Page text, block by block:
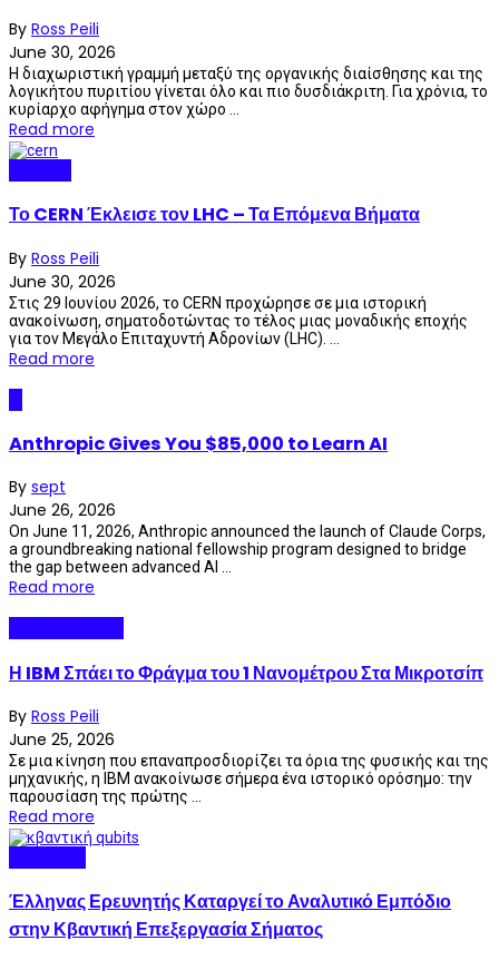
By Ross Peili
June 30, 2026
Η διαχωριστική γραμμή μεταξύ της οργανικής διαίσθησης και της
λογικήτου πυριτίου γίνεται όλο και πιο δυσδιάκριτη. Για χρόνια, το
κυρίαρχο αφήγημα στον χώρο ...
Read more
Το CERN Έκλεισε τον LHC – Τα Επόμενα Βήματα
By Ross Peili
June 30, 2026
Στις 29 Ιουνίου 2026, το CERN προχώρησε σε μια ιστορική
ανακοίνωση, σηματοδοτώντας το τέλος μιας μοναδικής εποχής
για τον Μεγάλο Επιταχυντή Αδρονίων (LHC). ...
Read more
Anthropic Gives You $85,000 to Learn AI
By sept
June 26, 2026
On June 11, 2026, Anthropic announced the launch of Claude Corps,
a groundbreaking national fellowship program designed to bridge
the gap between advanced AI ...
Read more
Η IBM Σπάει το Φράγμα του 1 Νανομέτρου Στα Μικροτσίπ
By Ross Peili
June 25, 2026
Σε μια κίνηση που επαναπροσδιορίζει τα όρια της φυσικής και της
μηχανικής, η IBM ανακοίνωσε σήμερα ένα ιστορικό ορόσημο: την
παρουσίαση της πρώτης ...
Read more
Έλληνας Ερευνητής Καταργεί το Αναλυτικό Εμπόδιο
στην Κβαντική Επεξεργασία Σήματος